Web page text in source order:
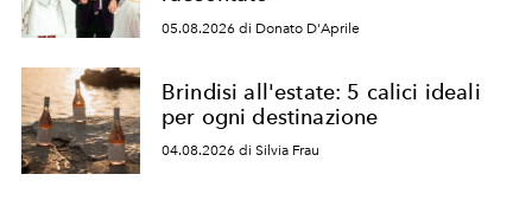
05.08.2026 di Donato D'Aprile
Brindisi all'estate: 5 calici ideali
per ogni destinazione
04.08.2026 di Silvia Frau